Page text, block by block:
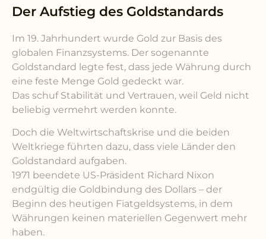
Der Aufstieg des Goldstandards
Im 19. Jahrhundert wurde Gold zur Basis des
globalen Finanzsystems. Der sogenannte
Goldstandard legte fest, dass jede Währung durch
eine feste Menge Gold gedeckt war.
Das schuf Stabilität und Vertrauen, weil Geld nicht
beliebig vermehrt werden konnte.
Doch die Weltwirtschaftskrise und die beiden
Weltkriege führten dazu, dass viele Länder den
Goldstandard aufgaben.
1971 beendete US-Präsident Richard Nixon
endgültig die Goldbindung des Dollars – der
Beginn des heutigen Fiatgeldsystems, in dem
Währungen keinen materiellen Gegenwert mehr
haben.